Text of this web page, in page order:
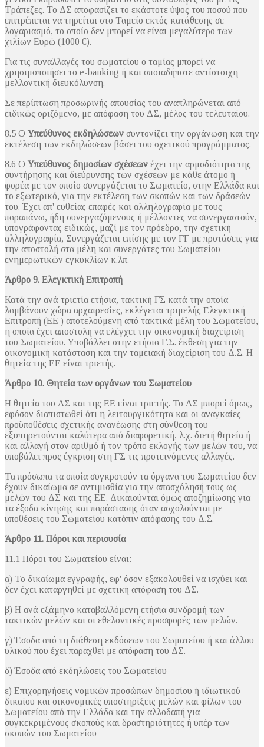
Τράπεζες. Το ΔΣ αποφασίζει το εκάστοτε ύψος του ποσού που
επιτρέπεται να τηρείται στο Ταμείο εκτός κατάθεσης σε
λογαριασμό, το οποίο δεν μπορεί να είναι μεγαλύτερο των
χιλίων Ευρώ (1000 €).
Για τις συναλλαγές του σωματείου ο ταμίας μπορεί να
χρησιμοποιήσει το e-banking ή και οποιαδήποτε αντίστοιχη
μελλοντική διευκόλυνση.
Σε περίπτωση προσωρινής απουσίας του αναπληρώνεται από
ειδικώς οριζόμενο, με απόφαση του ΔΣ, μέλος του τελευταίου.
8.5 Ο Υπεύθυνος εκδηλώσεων συντονίζει την οργάνωση και την
εκτέλεση των εκδηλώσεων βάσει του σχετικού προγράμματος.
8.6 Ο Υπεύθυνος δημοσίων σχέσεων έχει την αρμοδιότητα της
συντήρησης και διεύρυνσης των σχέσεων με κάθε άτομο ή
φορέα με τον οποίο συνεργάζεται το Σωματείο, στην Ελλάδα και
το εξωτερικό, για την εκτέλεση των σκοπών και των δράσεών
του. Έχει απ' ευθείας επαφές και αλληλογραφία με τους
παραπάνω, ήδη συνεργαζόμενους ή μέλλοντες να συνεργαστούν,
υπογράφοντας ειδικώς, μαζί με τον πρόεδρο, την σχετική
αλληλογραφία, Συνεργάζεται επίσης με τον ΓΓ με προτάσεις για
την αποστολή στα μέλη και συνεργάτες του Σωματείου
ενημερωτικών εγκυκλίων κ.λπ.
Άρθρο 9. Ελεγκτική Επιτροπή
Κατά την ανά τριετία ετήσια, τακτική ΓΣ κατά την οποία
λαμβάνουν χώρα αρχαιρεσίες, εκλέγεται τριμελής Ελεγκτική
Επιτροπή (ΕΕ ) αποτελούμενη από τακτικά μέλη του Σωματείου,
η οποία έχει αποστολή να ελέγχει την οικονομική διαχείριση
του Σωματείου. Υποβάλλει στην ετήσια Γ.Σ. έκθεση για την
οικονομική κατάσταση και την ταμειακή διαχείριση του Δ.Σ. Η
θητεία της ΕΕ είναι τριετής.
Άρθρο 10. Θητεία των οργάνων του Σωματείου
Η θητεία του ΔΣ και της ΕΕ είναι τριετής. Το ΔΣ μπορεί όμως,
εφόσον διαπιστωθεί ότι η λειτουργικότητα και οι αναγκαίες
προϋποθέσεις σχετικής ανανέωσης στη σύνθεσή του
εξυπηρετούνται καλύτερα από διαφορετική, λ.χ. διετή θητεία ή
και αλλαγή στον αριθμό ή τον τρόπο εκλογής των μελών του, να
υποβάλει προς έγκριση στη ΓΣ τις προτεινόμενες αλλαγές.
Τα πρόσωπα τα οποία συγκροτούν τα όργανα του Σωματείου δεν
έχουν δικαίωμα σε αντιμισθία για την απασχόλησή τους ως
μελών του ΔΣ και της ΕΕ. Δικαιούνται όμως αποζημίωσης για
τα έξοδα κίνησης και παράστασης όταν ασχολούνται με
υποθέσεις του Σωματείου κατόπιν απόφασης του Δ.Σ.
Άρθρο 11. Πόροι και περιουσία
11.1 Πόροι του Σωματείου είναι:
α) Το δικαίωμα εγγραφής, εφ' όσον εξακολουθεί να ισχύει και
δεν έχει καταργηθεί με σχετική απόφαση του ΔΣ.
β) Η ανά εξάμηνο καταβαλλόμενη ετήσια συνδρομή των
τακτικών μελών και οι εθελοντικές προσφορές των μελών.
γ) Έσοδα από τη διάθεση εκδόσεων του Σωματείου ή και άλλου
υλικού που έχει παραχθεί με απόφαση του ΔΣ.
δ) Έσοδα από εκδηλώσεις του Σωματείου
ε) Επιχορηγήσεις νομικών προσώπων δημοσίου ή ιδιωτικού
δικαίου και οικονομικές υποστηρίξεις μελών και φίλων του
Σωματείου από την Ελλάδα και την αλλοδαπή για
συγκεκριμένους σκοπούς και δραστηριότητες ή υπέρ των
σκοπών του Σωματείου